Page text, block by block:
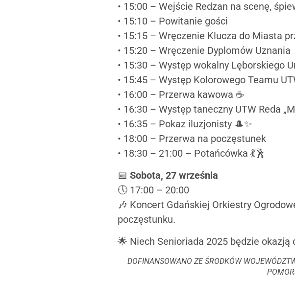
• 15:00 – Wejście Redzan na scenę,
• 15:10 – Powitanie gości
• 15:15 – Wręczenie Klucza do Miasta
• 15:20 – Wręczenie Dyplomów Uznania
• 15:30 – Występ wokalny Lęborskiego
• 15:45 – Występ Kolorowego Teamu
• 16:00 – Przerwa kawowa ☕
• 16:30 – Występ taneczny UTW Reda
• 16:35 – Pokaz iluzjonisty 🎩✨
• 18:00 – Przerwa na poczęstunek
• 18:30 – 21:00 – Potańcówka 💃🕺
📅 Sobota, 27 września
🕔 17:00 – 20:00
🎶 Koncert Gdańskiej Orkiestry
poczęstunku.
🌟 Niech Senioriada 2025 będzie
DOFINANSOWANO ZE ŚRODKÓW